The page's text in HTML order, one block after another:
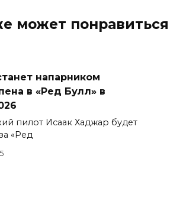
может понравиться
напарником
в «Ред Булл» в
пилот Исаак Хаджар будет
«Ред